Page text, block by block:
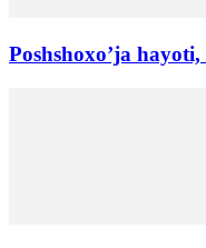
Poshshoxo’ja